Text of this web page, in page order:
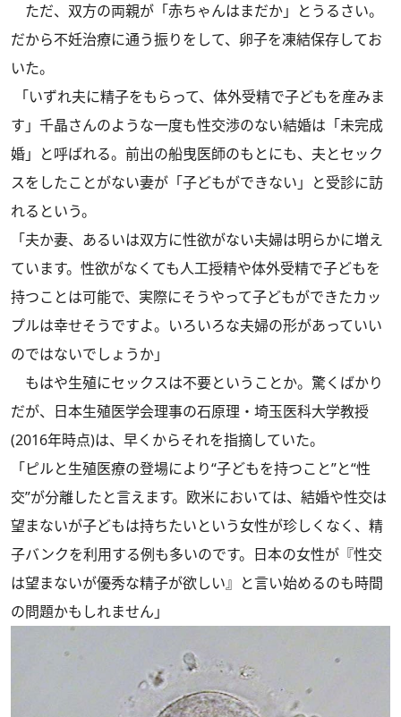
ただ、双方の両親が「赤ちゃんはまだか」とうるさい。
だから不妊治療に通う振りをして、卵子を凍結保存してお
いた。
「いずれ夫に精子をもらって、体外受精で子どもを産みま
す」千晶さんのような一度も性交渉のない結婚は「未完成
婚」と呼ばれる。前出の船曳医師のもとにも、夫とセック
スをしたことがない妻が「子どもができない」と受診に訪
れるという。
「夫か妻、あるいは双方に性欲がない夫婦は明らかに増え
ています。性欲がなくても人工授精や体外受精で子どもを
持つことは可能で、実際にそうやって子どもができたカッ
プルは幸せそうですよ。いろいろな夫婦の形があっていい
のではないでしょうか」
もはや生殖にセックスは不要ということか。驚くばかり
だが、日本生殖医学会理事の石原理・埼玉医科大学教授
(2016年時点)は、早くからそれを指摘していた。
「ピルと生殖医療の登場により“子どもを持つこと”と“性
交”が分離したと言えます。欧米においては、結婚や性交は
望まないが子どもは持ちたいという女性が珍しくなく、精
子バンクを利用する例も多いのです。日本の女性が『性交
は望まないが優秀な精子が欲しい』と言い始めるのも時間
の問題かもしれません」